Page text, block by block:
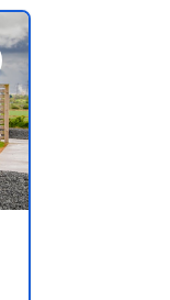
Favoriten